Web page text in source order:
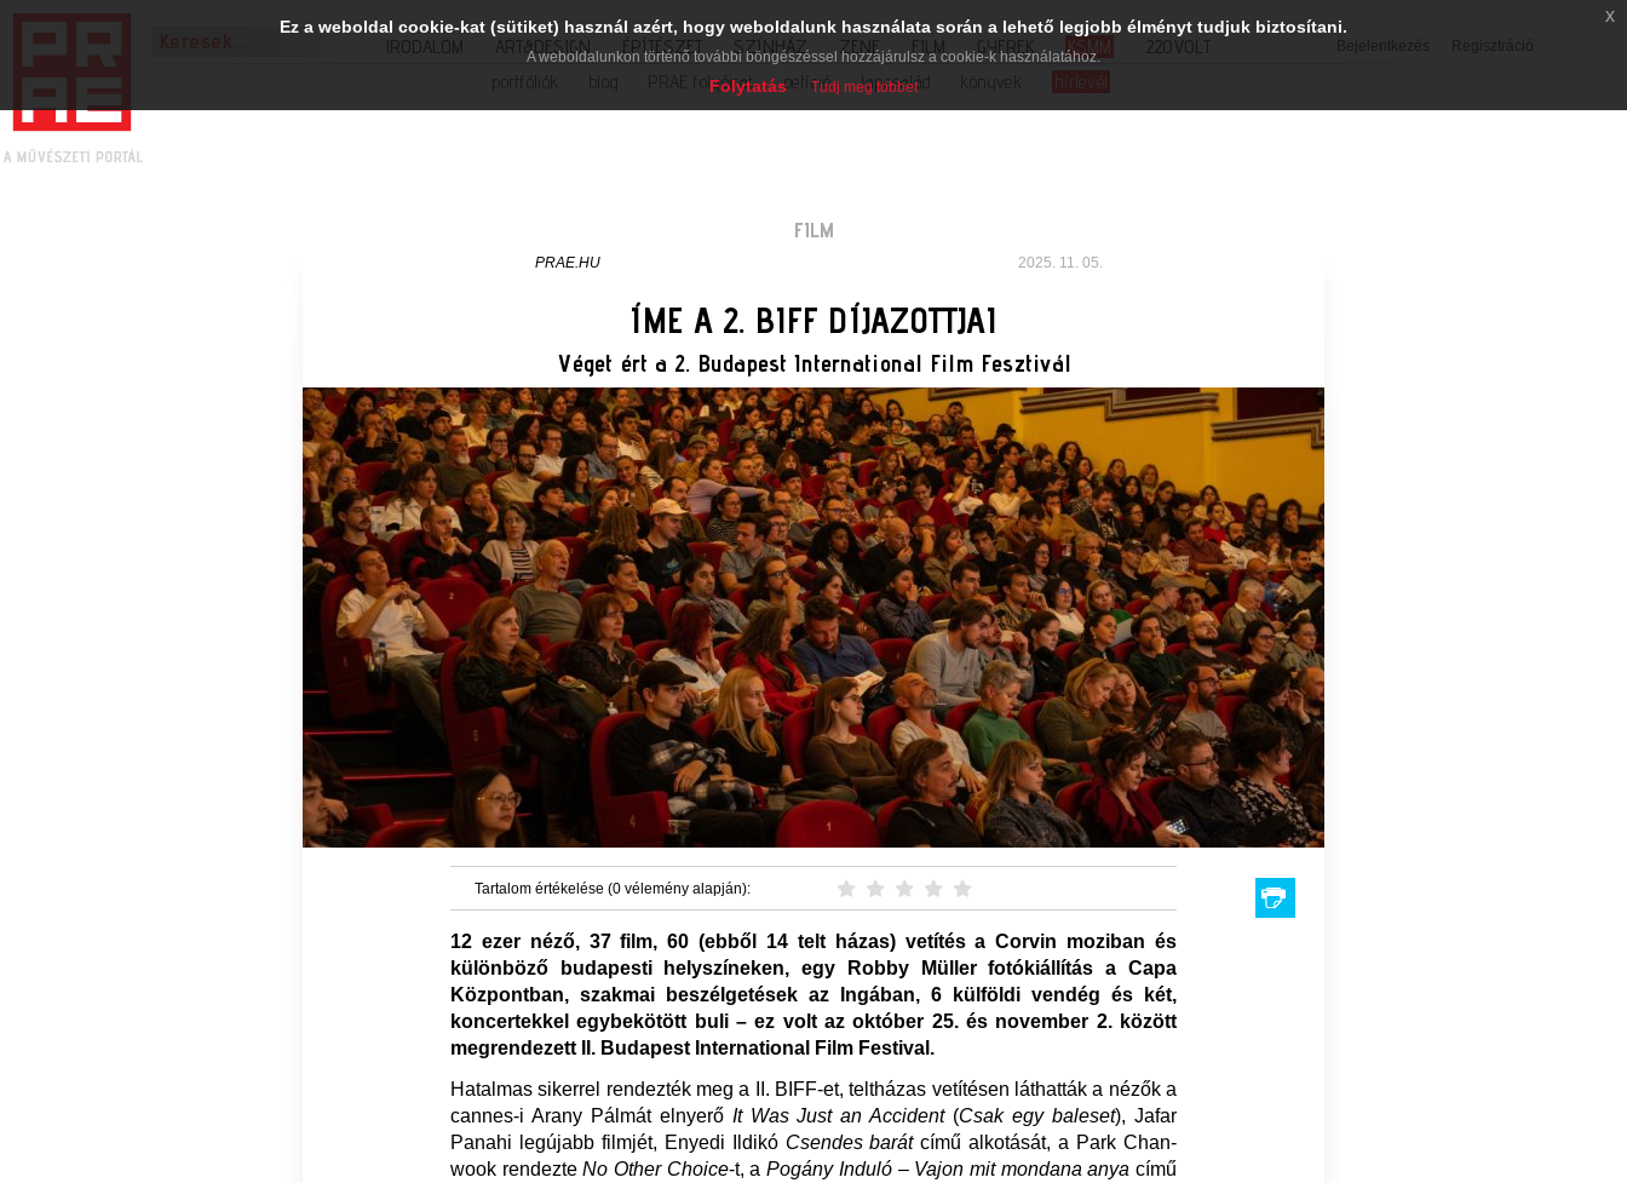
Bejelentkezés Regisztráció
IRODALOM ART&DESIGN ÉPÍTÉSZET SZÍNHÁZ ZENE FILM GYEREK KSMM
220VOLT
portfóliók
blog PRAE folyóirat petíció lapcsalád könyvek hírlevél
FILM
PRAE.HU 2025. 11. 05.
ÍME A 2. BIFF DÍJAZOTTJAI
Véget ért a 2. Budapest International Film Fesztivál
Tartalom értékelése (0 vélemény alapján):
12 ezer néző, 37 film, 60 (ebből 14 telt házas) vetítés a Corvin moziban és
különböző budapesti helyszíneken, egy Robby Müller fotókiállítás a Capa
Központban, szakmai beszélgetések az Ingában, 6 külföldi vendég és két,
koncertekkel egybekötött buli – ez volt az október 25. és november 2. között
megrendezett II. Budapest International Film Festival.
Hatalmas sikerrel rendezték meg a II. BIFF-et, teltházas vetítésen láthatták a nézők a
cannes-i Arany Pálmát elnyerő It Was Just an Accident(Csak egy baleset), Jafar
Panahi legújabb filmjét, Enyedi Ildikó Csendes barátcímű alkotását, a Park Chan-
wook rendezteNo Other Choice-t, aPogány Induló– Vajon mit mondana anya című
Ez a weboldal cookie-kat (sütiket) használ azért, hogy weboldalunk használata során a lehető legjobb élményt tudjuk biztosítani.
A weboldalunkon történő további böngészéssel hozzájárulsz a cookie-k használatához.
Folytatás Tudj meg többet
x